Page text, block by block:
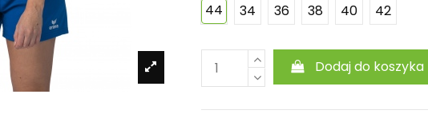
44
34 36 38 40 42
Dodaj do koszyka